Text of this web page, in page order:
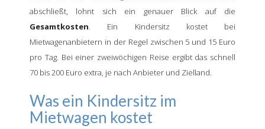
abschließt, lohnt sich ein genauer Blick auf die
Gesamtkosten. Ein Kindersitz kostet bei
Mietwagenanbietern in der Regel zwischen 5 und 15 Euro
pro Tag. Bei einer zweiwöchigen Reise ergibt das schnell
70 bis 200 Euro extra, je nach Anbieter und Zielland.
Was ein Kindersitz im
Mietwagen kostet